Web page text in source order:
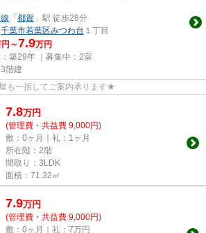
「 都賀 」駅 徒歩28分
千葉市若葉区みつわ台 １丁目
～7.9万円
築29年 ｜募集中： 2室
階建
も一括してご案内承ります★
7.8万円
(管理費・共益費 9,000円)
敷：0ヶ月｜礼：1ヶ月
所在階：2階
間取り：3LDK
面積：71.32㎡
7.9万円
(管理費・共益費 9,000円)
敷：0ヶ月｜礼：7万円